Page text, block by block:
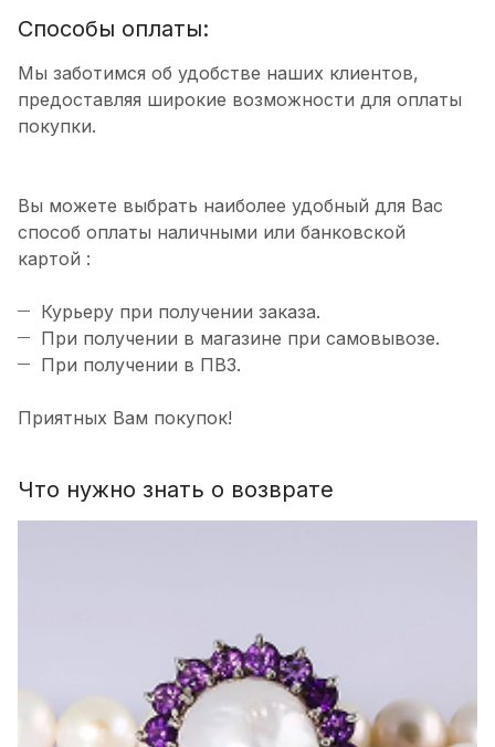
Способы оплаты:
Мы заботимся об удобстве наших клиентов,
предоставляя широкие возможности для оплаты
покупки.
Вы можете выбрать наиболее удобный для Вас
способ оплаты наличными или банковской
картой :
Курьеру при получении заказа.
При получении в магазине при самовывозе.
При получении в ПВЗ.
Приятных Вам покупок!
Что нужно знать о возврате